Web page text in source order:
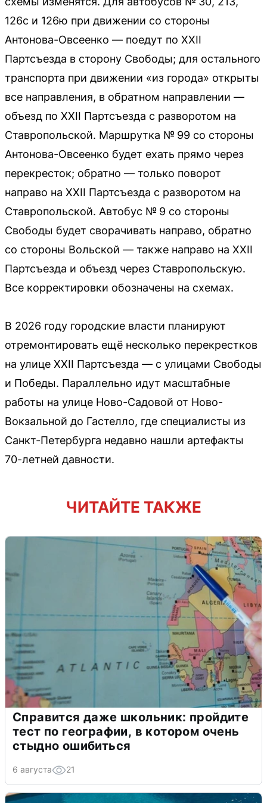
126с и 126ю при движении со стороны
Антонова-Овсеенко — поедут по XXII
Партсъезда в сторону Свободы; для остального
транспорта при движении «из города» открыты
все направления, в обратном направлении —
объезд по XXII Партсъезда с разворотом на
Ставропольской. Маршрутка № 99 со стороны
Антонова-Овсеенко будет ехать прямо через
перекресток; обратно — только поворот
направо на XXII Партсъезда с разворотом на
Ставропольской. Автобус № 9 со стороны
Свободы будет сворачивать направо, обратно
со стороны Вольской — также направо на XXII
Партсъезда и объезд через Ставропольскую.
Все корректировки обозначены на схемах.
В 2026 году городские власти планируют
отремонтировать ещё несколько перекрестков
на улице XXII Партсъезда — с улицами Свободы
и Победы. Параллельно идут масштабные
работы на улице Ново-Садовой от Ново-
Вокзальной до Гастелло, где специалисты из
Санкт-Петербурга недавно нашли артефакты
70-летней давности.
ЧИТАЙТЕ ТАКЖЕ
Справится даже школьник: пройдите
тест по географии, в котором очень
стыдно ошибиться
6 августа 21